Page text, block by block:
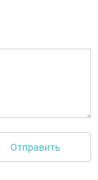
Отправить